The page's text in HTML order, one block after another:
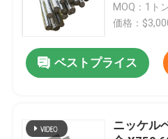
MOQ：1ト
価格：
ベストプライス
ニッケル